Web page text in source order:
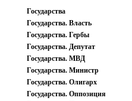
Государства
Государства. Власть
Государства. Гербы
Государства. Депутат
Государства. МВД
Государства. Министр
Государства. Олигарх
Государства. Оппозиция